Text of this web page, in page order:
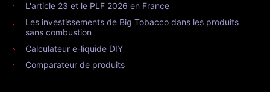
L'article 23 et le PLF 2026 en France
Les investissements de Big Tobacco dans les produits
sans combustion
Calculateur e-liquide DIY
Comparateur de produits